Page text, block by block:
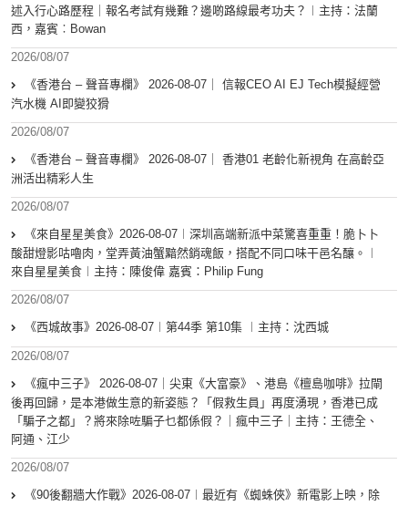
述入行心路歷程｜報名考試有幾難？邊啲路線最考功夫？︱主持：法蘭
西，嘉賓︰Bowan
2026/08/07
《香港台 – 聲音專欄》 2026-08-07｜ 信報CEO AI EJ Tech模擬經營
汽水機 AI即變狡猾
2026/08/07
《香港台 – 聲音專欄》 2026-08-07｜ 香港01 老齡化新視角 在高齡亞
洲活出精彩人生
2026/08/07
《來自星星美食》2026-08-07︱深圳高端新派中菜驚喜重重！脆卜卜
酸甜燈影咕嚕肉，堂弄黃油蟹黯然銷魂飯，搭配不同口味干邑名釀。︱
來自星星美食︱主持：陳俊偉 嘉賓：Philip Fung
2026/08/07
《西城故事》2026-08-07︱第44季 第10集 ︱主持：沈西城
2026/08/07
《瘋中三子》 2026-08-07｜尖東《大富豪》、港島《檀島咖啡》拉閘
後再回歸，是本港做生意的新姿態？「假救生員」再度湧現，香港已成
「騙子之都」？將來除咗騙子乜都係假？｜瘋中三子｜主持：王德全、
阿通、江少
2026/08/07
《90後翻牆大作戰》2026-08-07︱最近有《蜘蛛俠》新電影上映，除